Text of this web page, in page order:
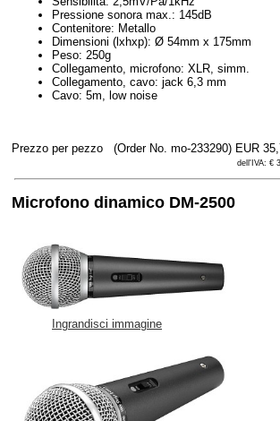
Pressione sonora max.: 145dB
Contenitore: Metallo
Dimensioni (lxhxp): Ø 54mm x 175mm
Peso: 250g
Collegamento, microfono: XLR, simm.
Collegamento, cavo: jack 6,3 mm
Cavo: 5m, low noise
Prezzo per pezzo (Order No. mo-233290) EUR
dell'IVA: €
Microfono dinamico DM-2500
Ingrandisci immagine